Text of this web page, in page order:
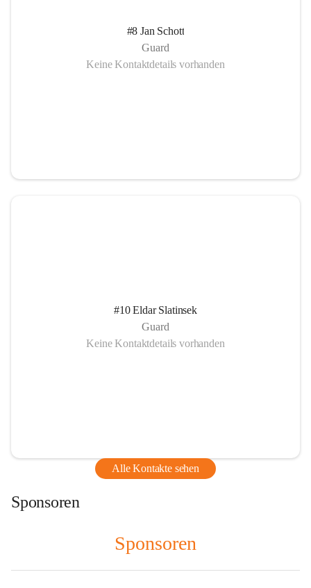
#8 Jan Schott
Guard
Keine Kontaktdetails vorhanden
#10 Eldar Slatinsek
Guard
Keine Kontaktdetails vorhanden
Alle Kontakte sehen
Sponsoren
Sponsoren